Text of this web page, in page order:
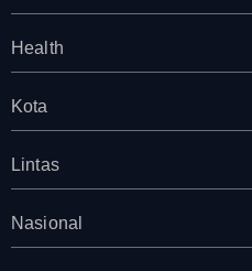
Health
Kota
Lintas
Nasional